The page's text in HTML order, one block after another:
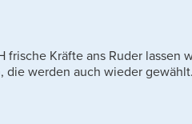
frische Kräfte ans Ruder lassen
die werden auch wieder gewählt.